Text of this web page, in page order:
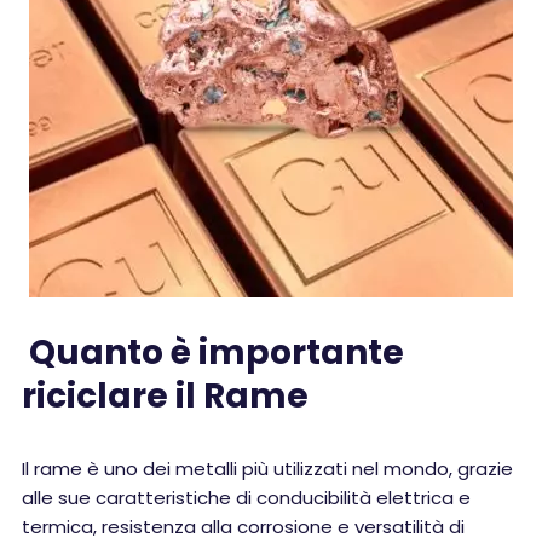
Quanto è importante
riciclare il Rame
Il rame è uno dei metalli più utilizzati nel mondo, grazie
alle sue caratteristiche di conducibilità elettrica e
termica, resistenza alla corrosione e versatilità di